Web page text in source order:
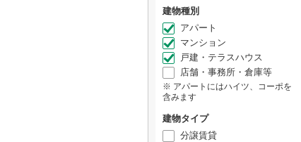
建物種別
アパート
マンション
戸建・テラスハウス
店舗・事務所・倉庫等
アパートにはハイツ、コーポを
含みます
建物タイプ
分譲賃貸